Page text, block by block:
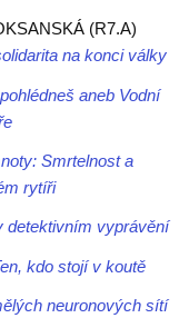
(R7.A)
na konci války
aneb Vodní
Smrtelnost a
rytíři
detektivním vyprávění
kdo stojí v koutě
neuronových sítí